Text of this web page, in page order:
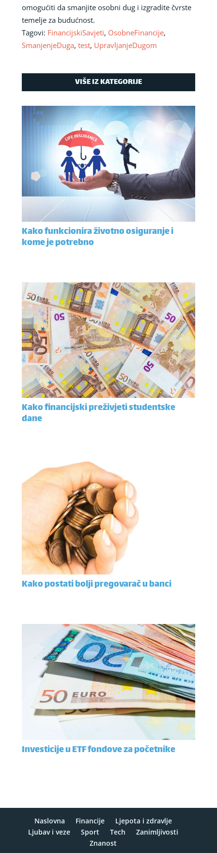
omogućiti da smanjite osobni dug i izgradite čvrste
temelje za budućnost.
Tagovi: FinancijskiSavjeti, OsobneFinancije,
SmanjenjeDuga, test, UpravljanjeDugom
VIŠE IZ KATEGORIJE
Kako funkcionira životno osiguranje i
kome je potrebno
Kako financijski preživjeti studentske
dane
Kako postati bolji pregovarač u banci
Investicije u ETF fondove za početnike
Naslovna Financije
Ljepota i zdravlje
Ljubav i veze
Sport Tech
Zanimljivosti
Znanost